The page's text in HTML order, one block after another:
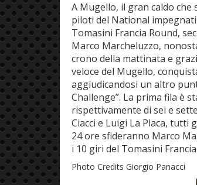
A Mugello, il gran caldo
piloti del National
Tomasini Francia Round,
Marco Marcheluzzo,
crono della mattinata e
veloce del Mugello,
aggiudicandosi un altro
Challenge”. La prima fila è
rispettivamente di sei e
Ciacci e Luigi La Placa,
24 ore sfideranno Marco
i 10 giri del Tomasini
Photo Credits Giorgio Panacci